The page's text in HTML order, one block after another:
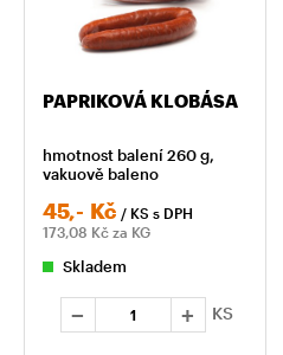
PAPRIKOVÁ KLOBÁSA
hmotnost balení 260 g,
vakuově baleno
45,- Kč / KS s DPH
173,08 Kč za KG
Skladem
KS